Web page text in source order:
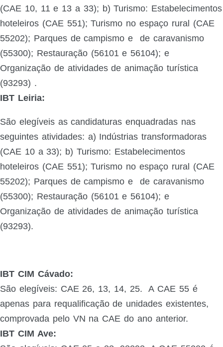
(CAE 10, 11 e 13 a 33); b) Turismo: Estabelecimentos
hoteleiros (CAE 551); Turismo no espaço rural (CAE
55202); Parques de campismo e de caravanismo
(55300); Restauração (56101 e 56104); e
Organização de atividades de animação turística
(93293) .
IBT Leiria:
São elegíveis as candidaturas enquadradas nas
seguintes atividades: a) Indústrias transformadoras
(CAE 10 a 33); b) Turismo: Estabelecimentos
hoteleiros (CAE 551); Turismo no espaço rural (CAE
55202); Parques de campismo e de caravanismo
(55300); Restauração (56101 e 56104); e
Organização de atividades de animação turística
(93293).
IBT CIM Cávado:
São elegíveis: CAE 26, 13, 14, 25. A CAE 55 é
apenas para requalificação de unidades existentes,
comprovada pelo VN na CAE do ano anterior.
IBT CIM Ave: